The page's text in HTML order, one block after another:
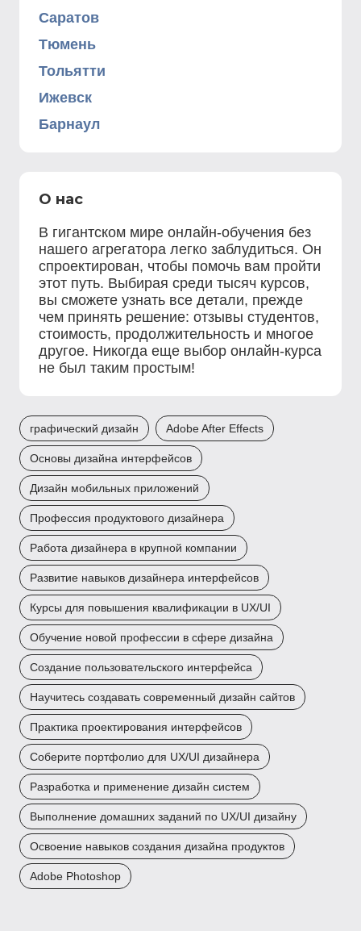
Саратов
Тюмень
Тольятти
Ижевск
Барнаул
О нас
В гигантском мире онлайн-обучения без
нашего агрегатора легко заблудиться. Он
спроектирован, чтобы помочь вам пройти
этот путь. Выбирая среди тысяч курсов,
вы сможете узнать все детали, прежде
чем принять решение: отзывы студентов,
стоимость, продолжительность и многое
другое. Никогда еще выбор онлайн-курса
не был таким простым!
графический дизайн Adobe After Effects
Основы дизайна интерфейсов
Дизайн мобильных приложений
Профессия продуктового дизайнера
Работа дизайнера в крупной компании
Развитие навыков дизайнера интерфейсов
Курсы для повышения квалификации в UX/UI
Обучение новой профессии в сфере дизайна
Создание пользовательского интерфейса
Научитесь создавать современный дизайн сайтов
Практика проектирования интерфейсов
Соберите портфолио для UX/UI дизайнера
Разработка и применение дизайн систем
Выполнение домашних заданий по UX/UI дизайну
Освоение навыков создания дизайна продуктов
Adobe Photoshop